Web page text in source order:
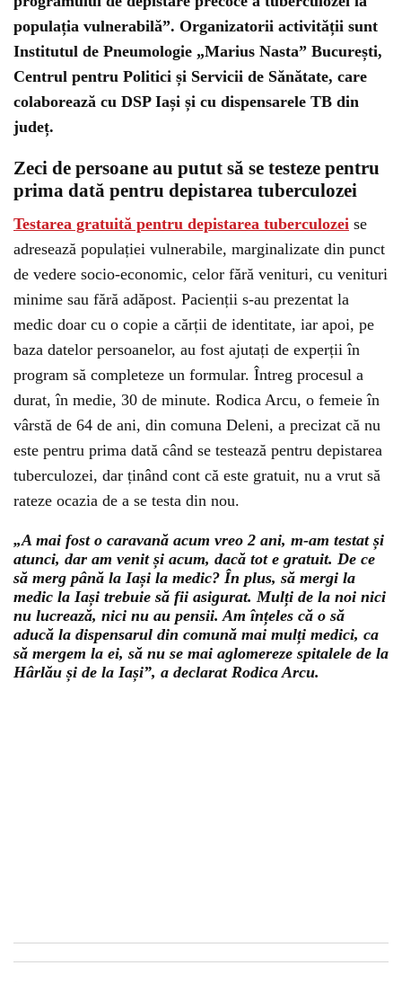
populația vulnerabilă”. Organizatorii activității sunt
Institutul de Pneumologie „Marius Nasta” București,
Centrul pentru Politici și Servicii de Sănătate, care
colaborează cu DSP Iași și cu dispensarele TB din
județ.
Zeci de persoane au putut să se testeze pentru
prima dată pentru depistarea tuberculozei
Testarea gratuită pentru depistarea tuberculozei se
adresează populației vulnerabile, marginalizate din punct
de vedere socio-economic, celor fără venituri, cu venituri
minime sau fără adăpost. Pacienții s-au prezentat la
medic doar cu o copie a cărții de identitate, iar apoi, pe
baza datelor persoanelor, au fost ajutați de experții în
program să completeze un formular. Întreg procesul a
durat, în medie, 30 de minute. Rodica Arcu, o femeie în
vârstă de 64 de ani, din comuna Deleni, a precizat că nu
este pentru prima dată când se testează pentru depistarea
tuberculozei, dar ținând cont că este gratuit, nu a vrut să
rateze ocazia de a se testa din nou.
„A mai fost o caravană acum vreo 2 ani, m-am testat și
atunci, dar am venit și acum, dacă tot e gratuit. De ce
să merg până la Iași la medic? În plus, să mergi la
medic la Iași trebuie să fii asigurat. Mulți de la noi nici
nu lucrează, nici nu au pensii. Am înțeles că o să
aducă la dispensarul din comună mai mulți medici, ca
să mergem la ei, să nu se mai aglomereze spitalele de la
Hârlău și de la Iași”, a declarat Rodica Arcu.